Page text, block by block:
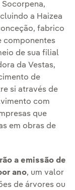
a Haizea
fabrico
componentes
de sua filial
da Vestas,
de
si através de
com
que
em obras de
a emissão de
ano, um valor
de árvores ou